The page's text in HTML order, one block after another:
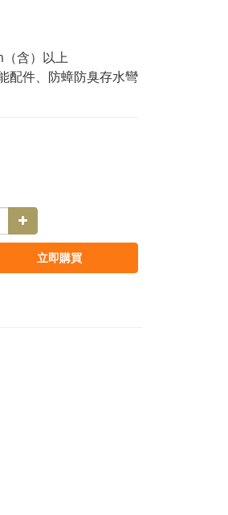
含）以上
配件、防蟑防臭存水彎
立即購買